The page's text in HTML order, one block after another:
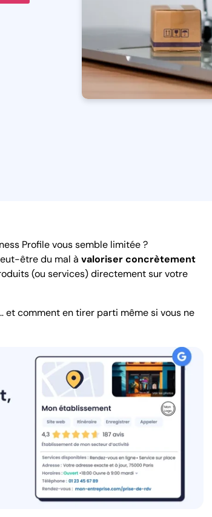
Profile vous semble limitée ?
être du mal à valoriser concrètement
(ou services) directement sur votre
et comment en tirer parti même si vous ne